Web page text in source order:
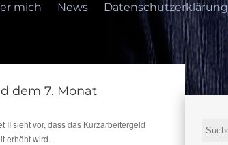
mich News Datenschutzerklärung
dem 7. Monat
II sieht vor, dass das Kurzarbeitergeld
erhöht wird.